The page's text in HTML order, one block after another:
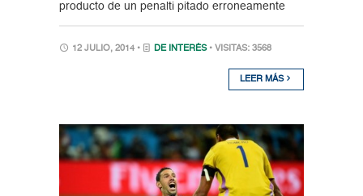
producto de un penalti pitado erroneamente
12 JULIO, 2014 • DE INTERÉS • VISITAS: 3568
LEER MÁS